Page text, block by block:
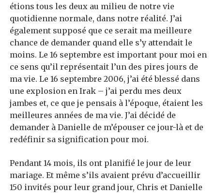
étions tous les deux au milieu de notre vie
quotidienne normale, dans notre réalité. J’ai
également supposé que ce serait ma meilleure
chance de demander quand elle s’y attendait le
moins. Le 16 septembre est important pour moi en
ce sens qu’il représentait l’un des pires jours de
ma vie. Le 16 septembre 2006, j’ai été blessé dans
une explosion en Irak – j’ai perdu mes deux
jambes et, ce que je pensais à l’époque, étaient les
meilleures années de ma vie. J’ai décidé de
demander à Danielle de m’épouser ce jour-là et de
redéfinir sa signification pour moi.
Pendant 14 mois, ils ont planifié le jour de leur
mariage. Et même s’ils avaient prévu d’accueillir
150 invités pour leur grand jour, Chris et Danielle